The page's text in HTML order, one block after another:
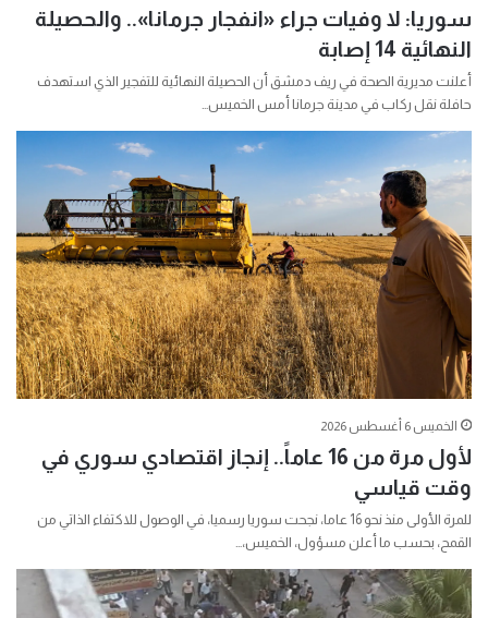
سوريا: لا وفيات جراء «انفجار جرمانا».. والحصيلة
النهائية 14 إصابة
أعلنت مديرية الصحة في ريف دمشق أن الحصيلة النهائية للتفجير الذي استهدف
حافلة نقل ركاب في مدينة جرمانا أمس الخميس…
الخميس 6 أغسطس 2026
لأول مرة من 16 عاماً.. إنجاز اقتصادي سوري في
وقت قياسي
للمرة الأولى منذ نحو 16 عاما، نجحت سوريا رسميا، في الوصول للاكتفاء الذاتي من
القمح، بحسب ما أعلن مسؤول، الخميس،…